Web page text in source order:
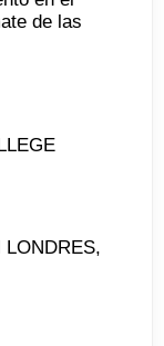
de las